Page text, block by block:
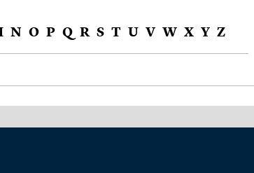
N O P Q R S T U V W X Y Z